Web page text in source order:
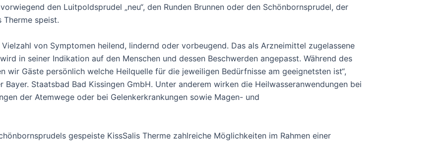
den Luitpoldsprudel „neu“, den Runden Brunnen oder den Schönbornsprudel, der
Therme speist.
von Symptomen heilend, lindernd oder vorbeugend. Das als Arzneimittel zugelassene
in seiner Indikation auf den Menschen und dessen Beschwerden angepasst. Während des
wir Gäste persönlich welche Heilquelle für die jeweiligen Bedürfnisse am geeignetsten ist“,
Bayer. Staatsbad Bad Kissingen GmbH. Unter anderem wirken die Heilwasseranwendungen bei
der Atemwege oder bei Gelenkerkrankungen sowie Magen- und
gespeiste KissSalis Therme zahlreiche Möglichkeiten im Rahmen einer